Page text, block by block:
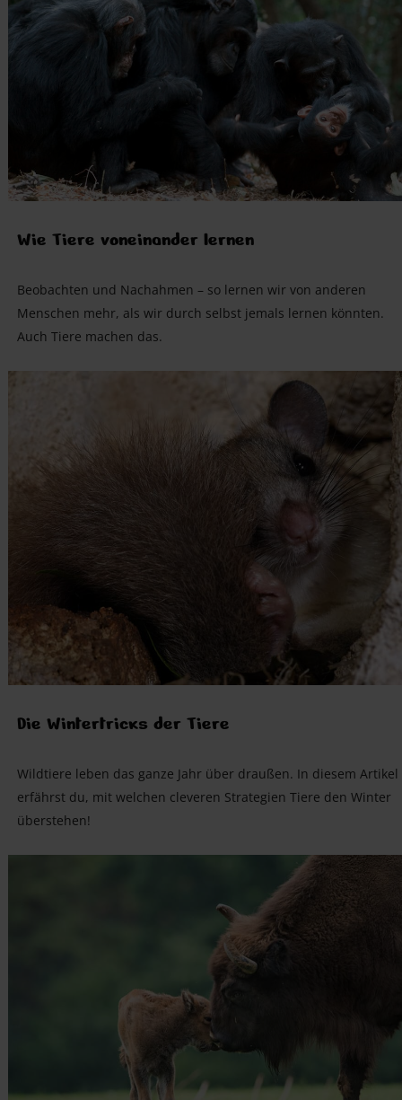
Wie Tiere voneinander lernen
Beobachten und Nachahmen – so lernen wir von anderen
Menschen mehr, als wir durch selbst jemals lernen könnten.
Auch Tiere machen das.
Die Wintertricks der Tiere
Wildtiere leben das ganze Jahr über draußen. In diesem Artikel
erfährst du, mit welchen cleveren Strategien Tiere den Winter
überstehen!